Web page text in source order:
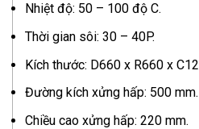
Nhiệt độ: 50 – 100 độ C.
Thời gian sôi: 30 – 40P.
Kích thước: D660 x R660 x
Đường kích xửng hấp: 500 mm.
Chiều cao xửng hấp: 220 mm.